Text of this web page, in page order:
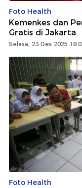
Foto Health
Kemenkes dan
Gratis di Jakarta
Selasa, 23 Des 2025
Foto Health